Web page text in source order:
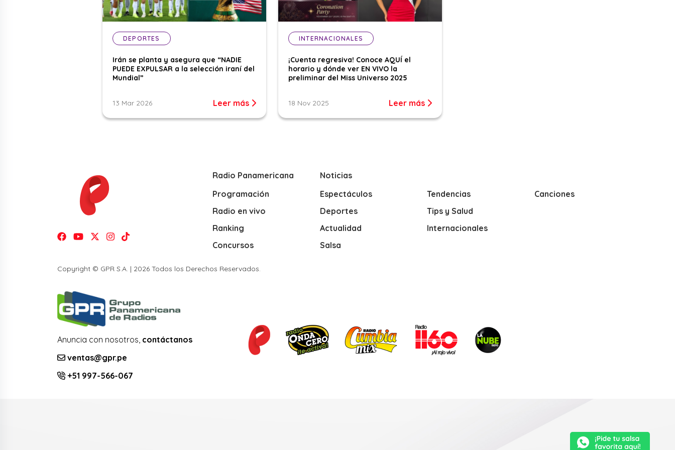
DEPORTES
Irán se planta y asegura que “NADIE
PUEDE EXPULSAR a la selección iraní del
Mundial”
13 Mar 2026 Leer más
INTERNACIONALES
¡Cuenta regresiva! Conoce AQUÍ el
horario y dónde ver EN VIVO la
preliminar del Miss Universo 2025
18 Nov 2025 Leer más
Radio Panamericana
Programación
Radio en vivo
Ranking
Concursos
Noticias
Espectáculos
Deportes
Actualidad
Salsa
Tendencias
Tips y Salud
Internacionales
Canciones
Copyright © GPR S.A. | 2026 Todos los Derechos Reservados.
Anuncia con nosotros, contáctanos
ventas@gpr.pe
+51 997-566-067